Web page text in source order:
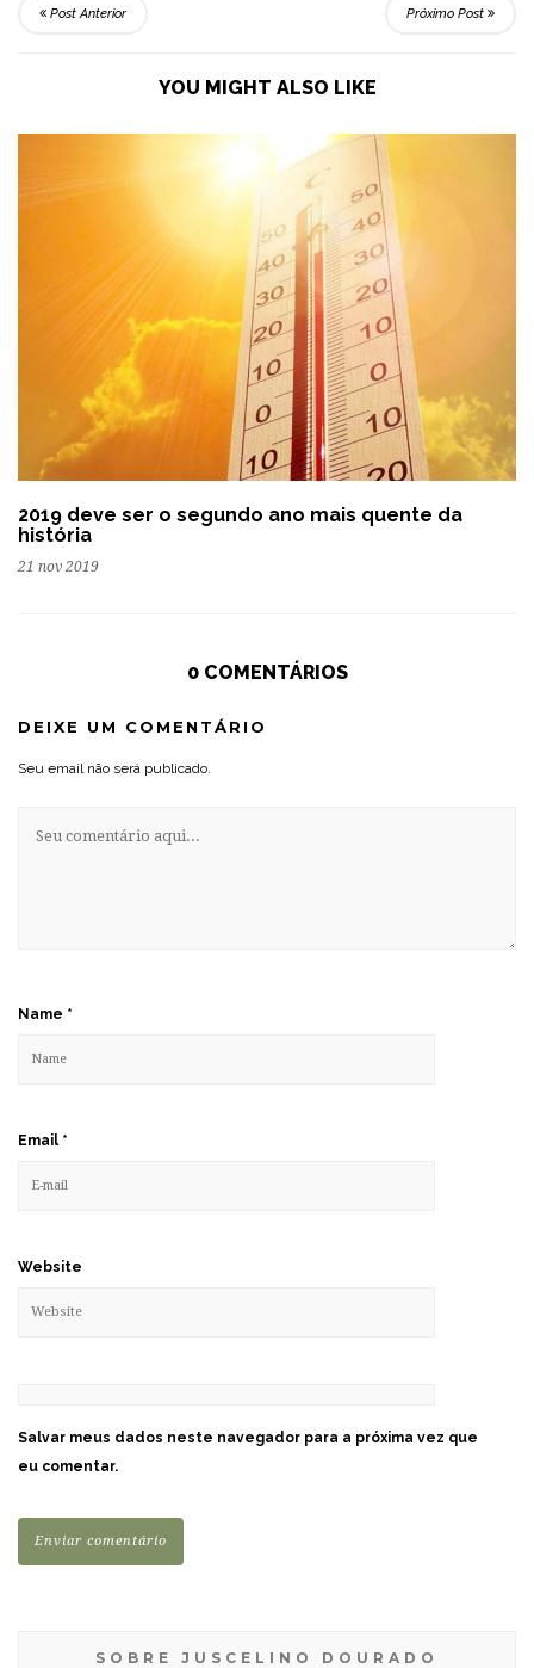
Post Anterior Próximo Post
YOU MIGHT ALSO LIKE
2019 deve ser o segundo ano mais quente da
história
21 nov 2019
0 COMENTÁRIOS
DEIXE UM COMENTÁRIO
Seu email não será publicado.
Name *
Email *
Website
Salvar meus dados neste navegador para a próxima vez que
eu comentar.
SOBRE JUSCELINO DOURADO